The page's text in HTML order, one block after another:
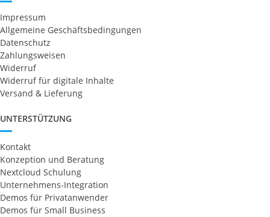
Impressum
Allgemeine Geschäftsbedingungen
Datenschutz
Zahlungsweisen
Widerruf
Widerruf für digitale Inhalte
Versand & Lieferung
UNTERSTÜTZUNG
Kontakt
Konzeption und Beratung
Nextcloud Schulung
Unternehmens-Integration
Demos für Privatanwender
Demos für Small Business